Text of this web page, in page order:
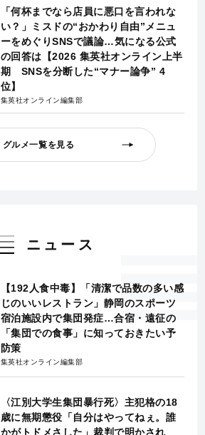
「何杯までなら店員に悪口を言われな
い？」ミスドの“おかわり自由”メニュ
ーをめぐりSNSで議論…気になる公式
の回答は【2026 集英社オンライン上半
期 SNSを分断した“マナー論争” 4
位】
集英社オンライン編集部
グルメ一覧を見る
ニュース
【192人食中毒】「清潔で品数の多い感
じのいいレストラン」静岡のスポーツ
宿泊施設内で集団発症…合宿・遠征の
「集団での食事」に知っておきたい予
防策
集英社オンライン編集部
〈江別大学生集団暴行死〉主犯格の18
歳に無期懲役「自分はやってねぇ。誰
かがトドメさした」裁判で明かされ